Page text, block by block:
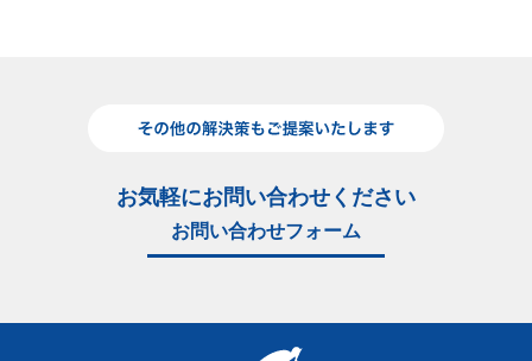
お気軽にお問い合わせください
お問い合わせフォーム